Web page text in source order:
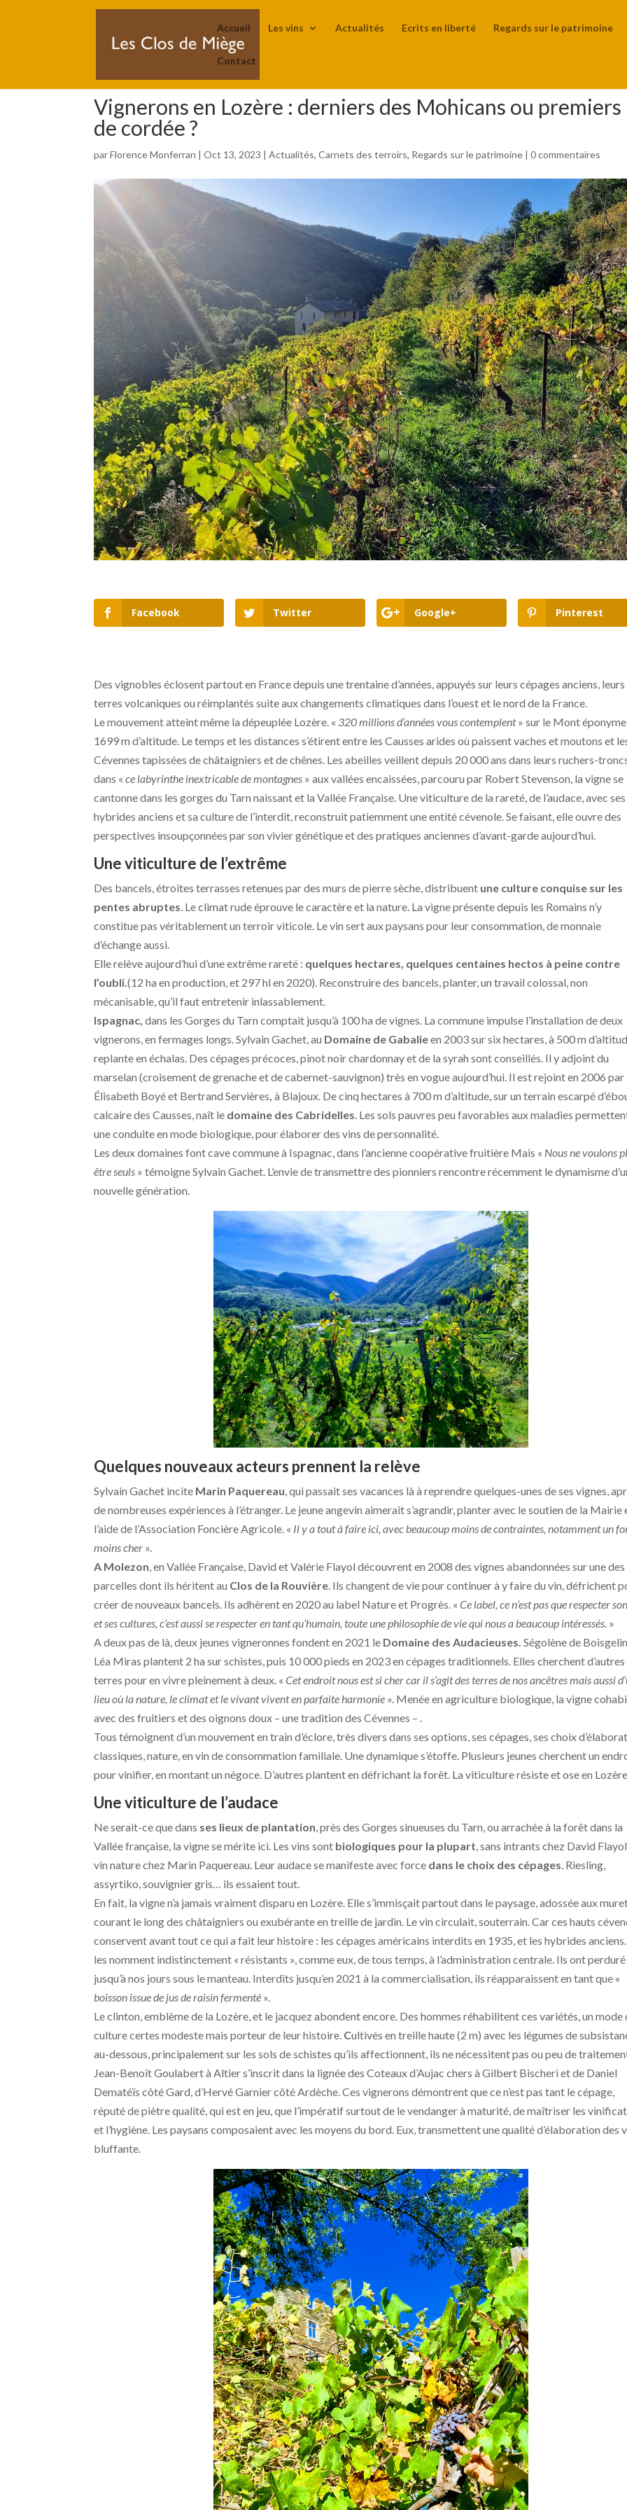
Accueil Les vins Actualités Ecrits en liberté Regards sur le patrimoine
Contact
Vignerons en Lozère : derniers des Mohicans ou premiers
de cordée ?
parFlorence Monferran |Oct 13, 2023 |Actualités,Carnets des terroirs, Regards sur le patrimoine |0 commentaires
Facebook Twitter Google+ Pinterest
Des vignobles éclosent partout en France depuis une trentaine d’années, appuyés sur leurs cépages anciens, leurs
terres volcaniques ou réimplantés suite aux changements climatiques dans l’ouest et le nord de la France.
Le mouvement atteint même la dépeuplée Lozère. « 320 millions d’années vous contemplent» sur le Mont
1699 m d’altitude. Le temps et les distances s’étirent entre les Causses arides où paissent vaches et moutons et
Cévennes tapissées de châtaigniers et de chênes. Les abeilles veillent depuis 20 000 ans dans leurs ruchers-
dans «ce labyrinthe inextricable de montagnes » aux vallées encaissées, parcouru par Robert Stevenson, la vigne se
cantonne dans les gorges du Tarn naissant et la Vallée Française. Une viticulture de la rareté, de l’audace, avec ses
hybrides anciens et sa culture de l’interdit, reconstruit patiemment une entité cévenole. Se faisant, elle ouvre des
perspectives insoupçonnées par son vivier génétique et des pratiques anciennes d’avant-garde aujourd’hui.
Une viticulture de l’extrême
Des bancels, étroites terrasses retenues par des murs de pierre sèche, distribuent une culture conquise sur les
pentes abruptes. Le climat rude éprouve le caractère et la nature. La vigne présente depuis les Romains n’y
constitue pas véritablement un terroir viticole. Le vin sert aux paysans pour leur consommation, de monnaie
d’échange aussi.
Elle relève aujourd’hui d’une extrême rareté : quelques hectares, quelques centaines hectos à peine contre
l’oubli.(12 ha en production, et 297 hl en 2020). Reconstruire des bancels, planter, un travail colossal, non
mécanisable, qu’il faut entretenir inlassablement.
Ispagnac, dans les Gorges du Tarn comptait jusqu’à 100 ha de vignes. La commune impulse l’installation de deux
vignerons, en fermages longs. Sylvain Gachet, au Domaine de Gabalieen 2003 sur six hectares, à 500 m
replante en échalas. Des cépages précoces, pinot noir chardonnay et de la syrah sont conseillés. Il y adjoint du
marselan (croisement de grenache et de cabernet-sauvignon) très en vogue aujourd’hui. Il est rejoint en 2006 par
Élisabeth Boyé et Bertrand Servières,à Blajoux. De cinq hectares à 700 m d’altitude, sur un terrain escarpé
calcaire des Causses, naît le domaine des Cabridelles. Les sols pauvres peu favorables aux maladies
une conduite en mode biologique, pour élaborer des vins de personnalité.
Les deux domaines font cave commune à Ispagnac, dans l’ancienne coopérative fruitière Mais « Nous ne voulons
être seuls » témoigne Sylvain Gachet. L’envie de transmettre des pionniers rencontre récemment le dynamisme
nouvelle génération.
Quelques nouveaux acteurs prennent la relève
Sylvain Gachet incite Marin Paquereau, qui passait ses vacances là à reprendre quelques-unes de ses vignes,
de nombreuses expériences à l’étranger. Le jeune angevin aimerait s’agrandir, planter avec le soutien de la Mairie
l’aide de l’Association Foncière Agricole. « Il y a tout à faire ici, avec beaucoup moins de contraintes, notamment un
moins cher ».
A Molezon, en Vallée Française, David et Valérie Flayol découvrent en 2008 des vignes abandonnées sur une des
parcelles dont ils héritent au Clos de la Rouvière. Ils changent de vie pour continuer à y faire du vin, défrichent
créer de nouveaux bancels. Ils adhèrent en 2020 au label Nature et Progrès. «Ce label, ce n’est pas que respecter
et ses cultures, c’est aussi se respecter en tant qu’humain, toute une philosophie de vie qui nous a beaucoup intéressés. »
A deux pas de là, deux jeunes vigneronnes fondent en 2021 le Domaine des Audacieuses.Ségolène de
Léa Miras plantent 2 ha sur schistes, puis 10 000 pieds en 2023 en cépages traditionnels. Elles cherchent d’autres
terres pour en vivre pleinement à deux. «Cet endroit nous est si cher car il s’agit des terres de nos ancêtres mais aussi
lieu où la nature, le climat et le vivant vivent en parfaite harmonie ». Menée en agriculture biologique, la vigne
avec des fruitiers et des oignons doux – une tradition des Cévennes – .
Tous témoignent d’un mouvement en train d’éclore, très divers dans ses options, ses cépages, ses choix
classiques, nature, en vin de consommation familiale. Une dynamique s’étoffe. Plusieurs jeunes cherchent un
pour vinifier, en montant un négoce. D’autres plantent en défrichant la forêt. La viticulture résiste et ose en
Une viticulture de l’audace
Ne serait-ce que dans ses lieux de plantation, près des Gorges sinueuses du Tarn, ou arrachée à la forêt dans la
Vallée française, la vigne se mérite ici. Les vins sont biologiques pour la plupart, sans intrants chez David
vin nature chez Marin Paquereau. Leur audace se manifeste avec force dans le choix des cépages. Riesling,
assyrtiko, souvignier gris… ils essaient tout.
En fait, la vigne n’a jamais vraiment disparu en Lozère. Elle s’immisçait partout dans le paysage, adossée aux
courant le long des châtaigniers ou exubérante en treille de jardin. Le vin circulait, souterrain. Car ces hauts
conservent avant tout ce qui a fait leur histoire : les cépages américains interdits en 1935, et les hybrides
les nomment indistinctement « résistants », comme eux, de tous temps, à l’administration centrale. Ils ont perduré
jusqu’à nos jours sous le manteau. Interdits jusqu’en 2021 à la commercialisation, ils réapparaissent en tant que «
boisson issue de jus de raisin fermenté ».
Le clinton, emblème de la Lozère, et le jacquez abondent encore. Des hommes réhabilitent ces variétés, un mode
culture certes modeste mais porteur de leur histoire. Cultivés en treille haute (2 m) avec les légumes de
au-dessous, principalement sur les sols de schistes qu’ils affectionnent, ils ne nécessitent pas ou peu de
Jean-Benoît Goulabert à Altier s’inscrit dans la lignée des Coteaux d’Aujac chers à Gilbert Bischeri et de Daniel
Dematéïs côté Gard, d’Hervé Garnier côté Ardèche. Ces vignerons démontrent que ce n’est pas tant le cépage,
réputé de piètre qualité, qui est en jeu, que l’impératif surtout de le vendanger à maturité, de maîtriser les
et l’hygiène. Les paysans composaient avec les moyens du bord. Eux, transmettent une qualité d’élaboration des
bluffante.